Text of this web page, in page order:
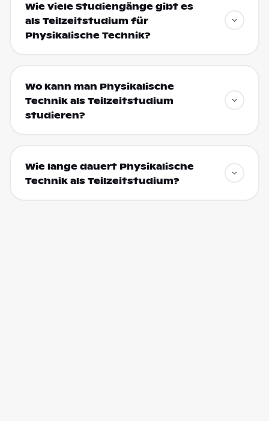
Wie viele Studiengänge gibt es
als Teilzeitstudium für
Physikalische Technik?
Wo kann man Physikalische
Technik als Teilzeitstudium
studieren?
Wie lange dauert Physikalische
Technik als Teilzeitstudium?